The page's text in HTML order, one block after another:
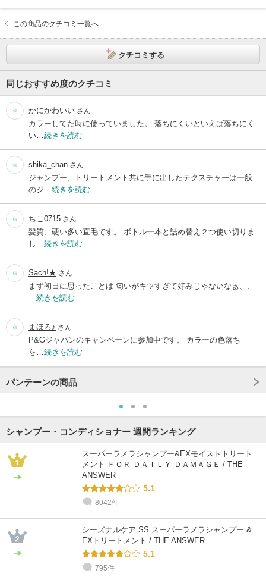
この商品のクチコミ一覧へ
クチコミする
同じおすすめ度のクチコミ
かにかわいい さん
カラーしてた時に使っていました。 落ちにくいといえば落ちにく
い… 続きを読む
shika_chan さん
ジャンプー、トリートメント共に手に出したテクスチャーは一般
のジ… 続きを読む
ちこ0715 さん
髪質、硬い多い直毛です。 ボトル一本と詰め替え２つ使い切りま
し… 続きを読む
Sach!★ さん
まず初日に思ったことは 匂いがキツすぎて好みじゃないなぁ、、
続きを読む
まほろ♪ さん
P&Gジャパンのキャンペーンに参加中です。 カラーの色落ち
を… 続きを読む
パンテーンの商品
シャンプー・コンディショナー 週間ランキング
スーパーラメラシャンプー&EXモイストトリート
メント ＦＯＲ ＤＡＩＬＹ ＤＡＭＡＧＥ / THE
ANSWER
5.1
8042件
シーズナルケア SS スーパーラメラシャンプー &
EXトリートメント / THE ANSWER
5.1
795件